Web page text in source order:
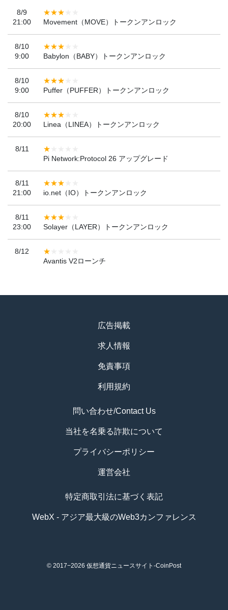
8/9
21:00
Movement（MOVE）トークンアンロック
8/10
9:00
Babylon（BABY）トークンアンロック
8/10
9:00
Puffer（PUFFER）トークンアンロック
8/10
20:00
Linea（LINEA）トークンアンロック
8/11
Pi Network:Protocol 26 アップグレード
8/11
21:00
io.net（IO）トークンアンロック
8/11
23:00
Solayer（LAYER）トークンアンロック
8/12
Avantis V2ローンチ
広告掲載
求人情報
免責事項
利用規約
問い合わせ/Contact Us
当社を名乗る詐欺について
プライバシーポリシー
運営会社
特定商取引法に基づく表記
WebX - アジア最大級のWeb3カンファレンス
© 2017−2026 仮想通貨ニュースサイト-CoinPost